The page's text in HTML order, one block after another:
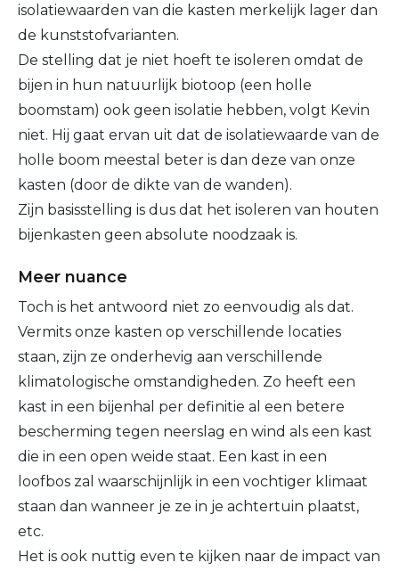
isolatiewaarden van die kasten merkelijk lager dan
de kunststofvarianten.
De stelling dat je niet hoeft te isoleren omdat de
bijen in hun natuurlijk biotoop (een holle
boomstam) ook geen isolatie hebben, volgt Kevin
niet. Hij gaat ervan uit dat de isolatiewaarde van de
holle boom meestal beter is dan deze van onze
kasten (door de dikte van de wanden).
Zijn basisstelling is dus dat het isoleren van houten
bijenkasten geen absolute noodzaak is.
Meer nuance
Toch is het antwoord niet zo eenvoudig als dat.
Vermits onze kasten op verschillende locaties
staan, zijn ze onderhevig aan verschillende
klimatologische omstandigheden. Zo heeft een
kast in een bijenhal per definitie al een betere
bescherming tegen neerslag en wind als een kast
die in een open weide staat. Een kast in een
loofbos zal waarschijnlijk in een vochtiger klimaat
staan dan wanneer je ze in je achtertuin plaatst,
etc.
Het is ook nuttig even te kijken naar de impact van